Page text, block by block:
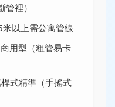
裡）
以上需公寓管線
用型（粗管易卡
式精準（手搖式